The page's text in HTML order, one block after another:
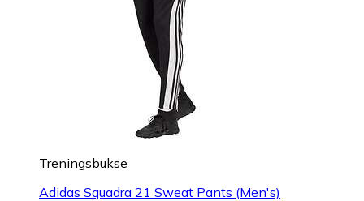
Treningsbukse
Adidas Squadra 21 Sweat Pants (Men's)